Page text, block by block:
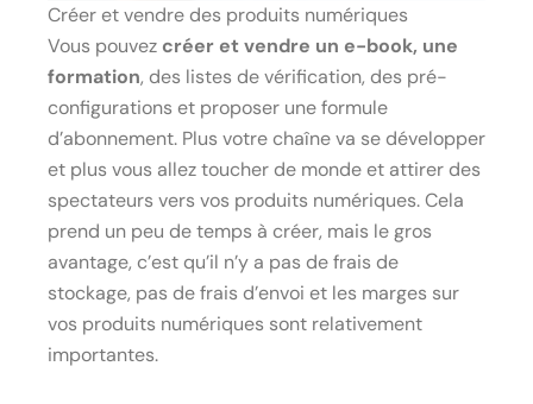
Créer et vendre des produits numériques
Vous pouvez créer et vendre un e-book, une
formation, des listes de vérification, des pré-
configurations et proposer une formule
d’abonnement. Plus votre chaîne va se développer
et plus vous allez toucher de monde et attirer des
spectateurs vers vos produits numériques. Cela
prend un peu de temps à créer, mais le gros
avantage, c’est qu’il n’y a pas de frais de
stockage, pas de frais d’envoi et les marges sur
vos produits numériques sont relativement
importantes.